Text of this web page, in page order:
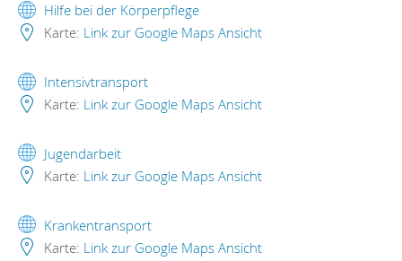
Hilfe bei der Körperpflege
Karte: Link zur Google Maps Ansicht
Intensivtransport
Karte: Link zur Google Maps Ansicht
Jugendarbeit
Karte: Link zur Google Maps Ansicht
Krankentransport
Karte: Link zur Google Maps Ansicht